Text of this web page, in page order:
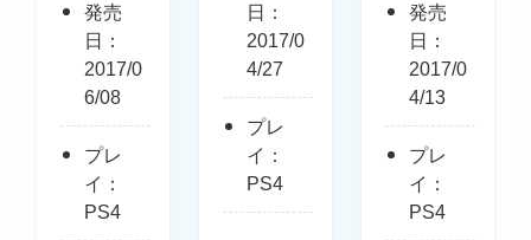
発売
日：
2017/0
6/08
プレ
イ：
PS4
日：
2017/0
4/27
プレ
イ：
PS4
発売
日：
2017/0
4/13
プレ
イ：
PS4